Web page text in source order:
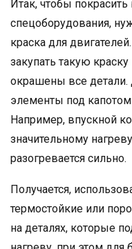
Итак, чтобы
спецоборудования,
краска для
закупать такую
окрашены все детали.
элементы под
Например, впускной
значительному
разогревается сильно.
Получается,
термостойкие или
на деталях, которые